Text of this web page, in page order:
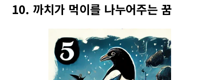
10. 까치가 먹이를 나누어주는 꿈